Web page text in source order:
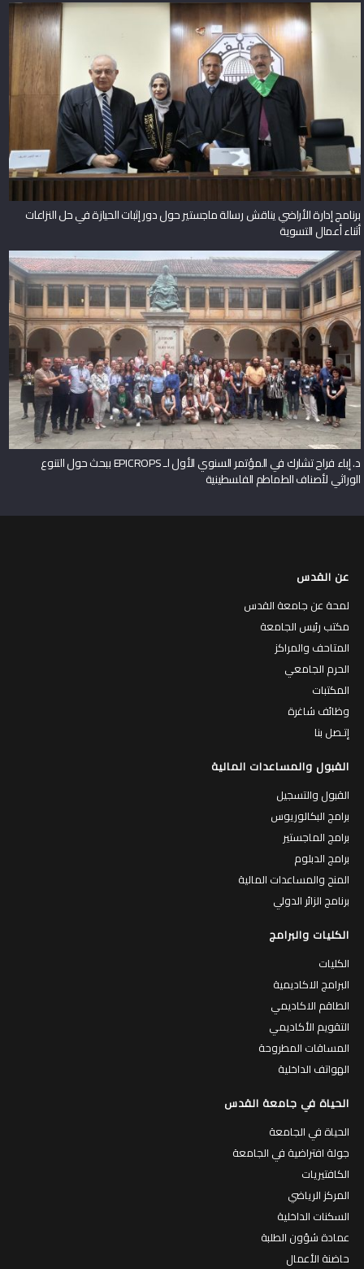
برنامج إدارة الأراضي يناقش رسالة ماجستير حول دور إثبات الحيازة في حل النزاعات
أثناء أعمال التسوية
د. إباء فراح تشارك في المؤتمر السنوي الأول لـ EPICROPS ببحث حول التنوع
الوراثي لأصناف الطماطم الفلسطينية
عن القدس
لمحة عن جامعة القدس
مكتب رئيس الجامعة
المتاحف والمراكز
الحرم الجامعي
المكتبات
وظائف شاغرة
إتـصل بنا
القبول والمساعدات المالية
القبول والتسجيل
برامج البكالوريوس
برامج الماجستير
برامج الدبلوم
المنح والمساعدات المالية
برنامج الزائر الدولي
الكليات والبرامج
الكليات
البرامج الاكاديمية
الطاقم الاكاديمي
التقويم الأكاديمي
المساقات المطروحة
الهواتف الداخلية
الحياة في جامعة القدس
الحياة في الجامعة
جولة افتراضية في الجامعة
الكافتيريات
المركز الرياضي
السكنات الداخلية
عمادة شؤون الطلبة
حاضنة الأعمال